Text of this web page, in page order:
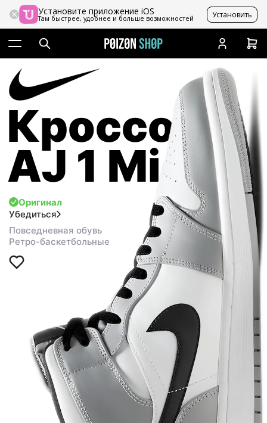
Установите приложение iOS
Там быстрее, удобнее и больше возможностей Установить
Кроссовки
AJ 1 Mid
Оригинал
Убедиться
Повседневная обувь
Ретро-баскетбольные